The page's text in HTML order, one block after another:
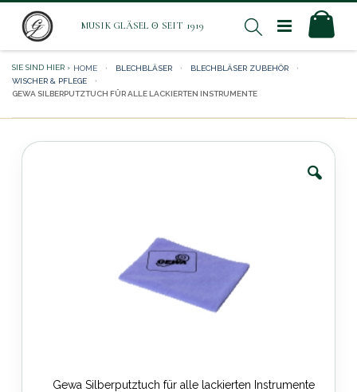
Direkt
zum
Suche
HOME BLECHBLÄSER
BLECHBLÄSER ZUBEHÖR
WISCHER & PFLEGE
GEWA SILBERPUTZTUCH FÜR ALLE LACKIERTEN INSTRUMENTE
Gewa Silberputztuch für alle lackierten Instrumente